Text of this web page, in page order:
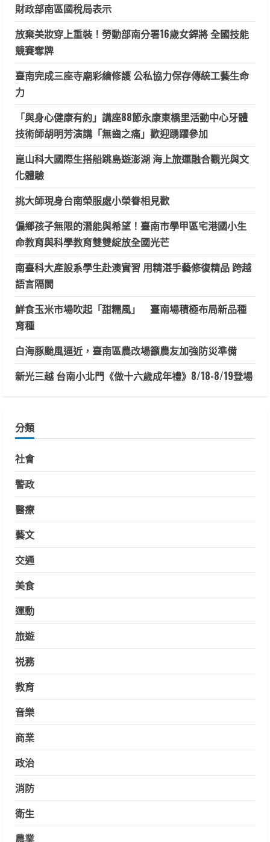
財政部南區國稅局表示
放棄美妝穿上重裝！勞動部南分署16歲女銲將 全國技能
競賽奪牌
臺南完成三座寺廟彩繪修護 公私協力保存傳統工藝生命
力
「與身心健康有約」講座88節永康東橋里活動中心牙體
技術師胡明芳演講「無齒之痛」歡迎踴躍參加
崑山科大國際生搭船跳島遊澎湖 海上旅運融合觀光與文
化體驗
挑大師現身台南榮服處小榮眷相見歡
偏鄉孩子無限的潛能與希望！臺南市學甲區宅港國小生
命教育與科學教育雙雙綻放全國光芒
南臺科大產設系學生赴澳實習 用精湛手藝修復精品 跨越
語言隔閡
鮮食玉米市場吹起「甜糯風」 臺南場積極布局新品種
育種
白海豚颱風逼近，臺南區農改場籲農友加強防災準備
新光三越 台南小北門《做十六歲成年禮》8/18-8/19登場
分類
社會
警政
醫療
藝文
交通
美食
運動
旅遊
祱務
教育
音樂
商業
政治
消防
衛生
農業